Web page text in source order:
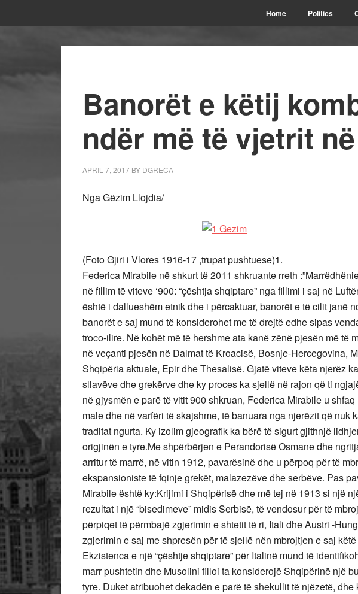
Home Politics
Banorët e këtij
ndër më të vjetrit
APRIL 7, 2017 BY DGRECA
Nga Gëzim Llojdia/
(Foto Gjiri i Vlores 1916-17 ,trupat pushtuese)1.
Federica Mirabile në shkurt të 2011 shkruante rreth
në fillim të viteve ‘900: “çështja shqiptare” nga fillimi i saj në
është i dallueshëm etnik dhe i përcaktuar, banorët e të cilit janë
banorët e saj mund të konsiderohet me të drejtë edhe sipas
troco-ilire. Në kohët më të hershme ata kanë zënë pjesën më të
në veçanti pjesën në Dalmat të Kroacisë, Bosnje-Hercegovina,
Shqipëria aktuale, Epir dhe Thesalisë. Gjatë viteve këta njerëz
sllavëve dhe grekërve dhe ky proces ka sjellë në rajon që ti
në gjysmën e parë të vitit 900 shkruan, Federica Mirabile u
male dhe në varfëri të skajshme, të banuara nga njerëzit që nuk
traditat ngurta. Ky izolim gjeografik ka bërë të sigurt gjithnjë
origjinën e tyre.Me shpërbërjen e Perandorisë Osmane dhe
arritur të marrë, në vitin 1912, pavarësinë dhe u përpoq për të
ekspansioniste të fqinje grekët, malazezëve dhe serbëve. Pas
Mirabile është ky:Krijimi i Shqipërisë dhe më tej në 1913 si një
rezultat i një “bisedimeve” midis Serbisë, të vendosur për të
përpiqet të përmbajë zgjerimin e shtetit të ri, Itali dhe Austri -
zgjerimin e saj me shpresën për të sjellë nën mbrojtjen e saj
Ekzistenca e një “çështje shqiptare” për Italinë mund të
marr pushtetin dhe Musolini filloi ta konsiderojë Shqipërinë një
tyre. Duket atribuohet dekadën e parë të shekullit të njëzetë,